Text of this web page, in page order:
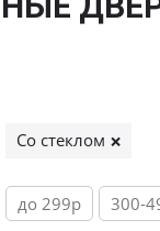
Со стеклом
до 299р 300-